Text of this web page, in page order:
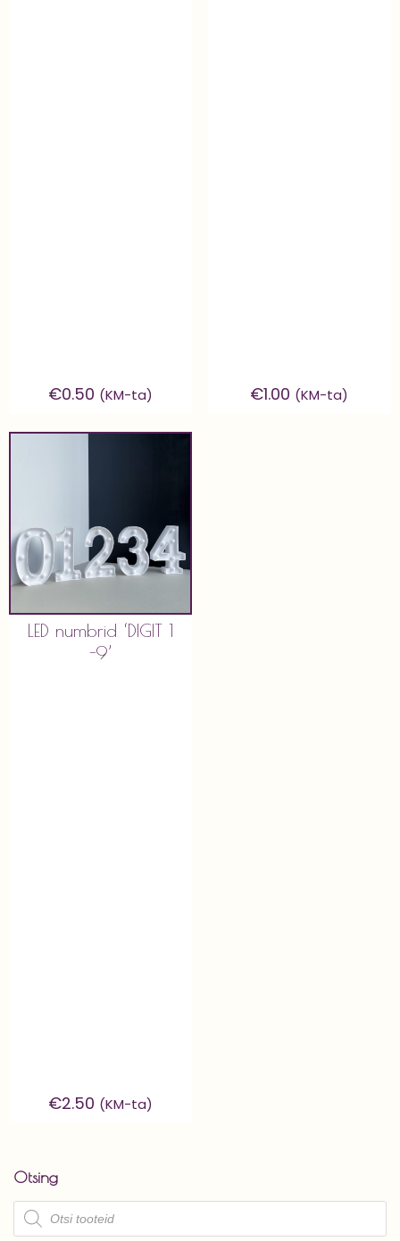
€0.50 (KM-ta) €1.00 (KM-ta)
LED numbrid ‘DIGIT 1
-9’
€2.50 (KM-ta)
Otsing
Products
search